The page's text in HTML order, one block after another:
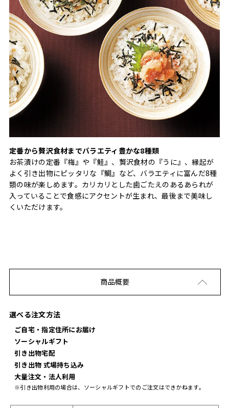
定番から贅沢食材までバラエティ豊かな8種類
お茶漬けの定番『梅』や『鮭』、贅沢食材の『うに』、縁起が
よく引き出物にピッタリな『鯛』など、バラエティに富んだ8種
類の味が楽しめます。カリカリとした歯ごたえのあるあられが
入っていることで食感にアクセントが生まれ、最後まで美味し
くいただけます。
商品概要
選べる注文方法
ご自宅・指定住所にお届け
ソーシャルギフト
引き出物宅配
引き出物 式場持ち込み
大量注文・法人利用
※引き出物利用の場合は、ソーシャルギフトでのご注文はできかねます。